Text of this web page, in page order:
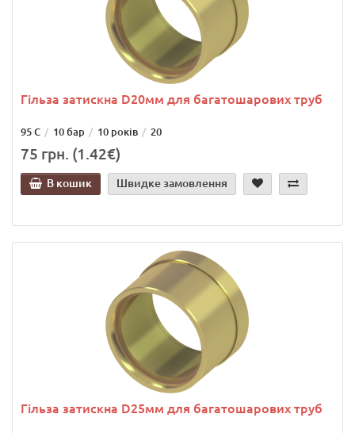
Гільза затискна D20мм для багатошарових труб
95 С 10 бар 10 років 20
75 грн. (1.42€)
В кошик Швидке замовлення
Гільза затискна D25мм для багатошарових труб